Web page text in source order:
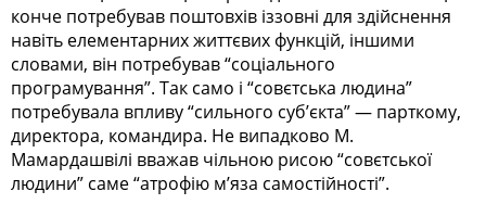
конче потребував поштовхів іззовні для здійснення
навіть елементарних життєвих функцій, іншими
словами, він потребував “соціального
програмування”. Так само і “совєтська людина”
потребувала впливу “сильного суб’єкта” — парткому,
директора, командира. Не випадково М.
Мамардашвілі вважав чільною рисою “совєтської
людини” саме “атрофію м’яза самостійності”.